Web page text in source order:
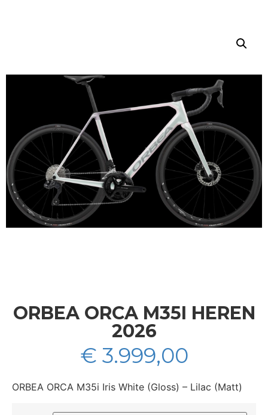
ORBEA ORCA M35I HEREN
2026
€ 3.999,00
ORBEA ORCA M35i Iris White (Gloss) – Lilac (Matt)